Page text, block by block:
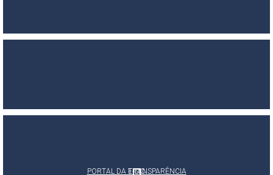
PORTAL DA TRANSPARÊNCIA
E-SIC